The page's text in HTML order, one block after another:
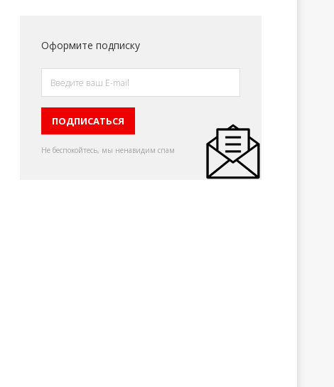
Оформите подписку
Не беспокойтесь, мы ненавидим спам